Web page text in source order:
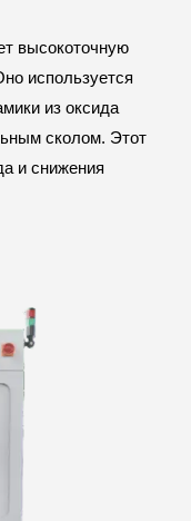
высокоточную
используется
из оксида
сколом. Этот
и снижения